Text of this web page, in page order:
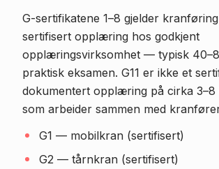
G-sertifikatene 1–8 gjelder
sertifisert opplæring hos godkjent
opplæringsvirksomhet — typisk
praktisk eksamen. G11 er ikke et
dokumentert opplæring på cirka
som arbeider sammen med
G1 — mobilkran (sertifisert)
G2 — tårnkran (sertifisert)